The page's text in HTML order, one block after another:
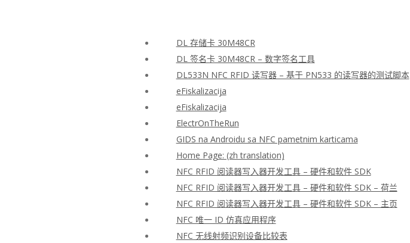
DL 存储卡 30M48CR
DL 签名卡 30M48CR – 数字签名工具
DL533N NFC RFID 读写器 – 基于 PN533 的读写器的测试脚本
eFiskalizacija
eFiskalizacija
ElectrOnTheRun
GIDS na Androidu sa NFC pametnim karticama
Home Page: (zh translation)
NFC RFID 阅读器写入器开发工具 – 硬件和软件 SDK
NFC RFID 阅读器写入器开发工具 – 硬件和软件 SDK – 荷兰
NFC RFID 阅读器写入器开发工具 – 硬件和软件 SDK – 主页
NFC 唯一 ID 仿真应用程序
NFC 无线射频识别设备比较表